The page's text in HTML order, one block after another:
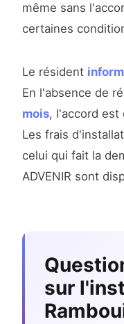
même sans
certaines
Le résident
En l'absence de
mois, l'accord est
Les frais
celui qui fait la
ADVENIR sont
sur